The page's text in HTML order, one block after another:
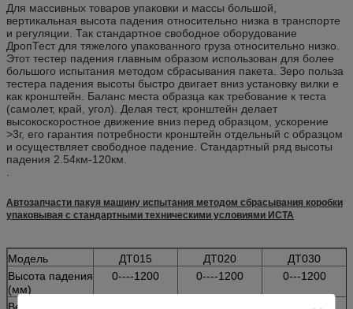
Для массивных товаров упаковки и массы большой,
вертикальная высота падения относительно низка в транспорте
и регуляции. Так стандартное свободное оборудование
ДропТест для тяжелого упакованного груза относительно низко.
Этот тестер падения главным образом использован для более
большого испытания методом сбрасывания пакета. Зеро польза
тестера падения высоты быстро двигает вниз установку вилки е
как кронштейн. Баланс места образца как требование к теста
(самолет, край, угол). Делая тест, кронштейн делает
высокоскоростное движение вниз перед образцом, ускорение
>3г, его гарантия потребности кронштейн отдельный с образцом
и осуществляет свободное падение. Стандартный ряд высоты
падения 2.54км-120км.
Автозапчасти пакуя машину испытания методом сбрасывания коробки
упаковывая с стандартными техническими условиями ИСТА
Модель ДТ015 ДТ020
ДТ030
Высота падения
(мм)
0----1200 0----1200 0---1200